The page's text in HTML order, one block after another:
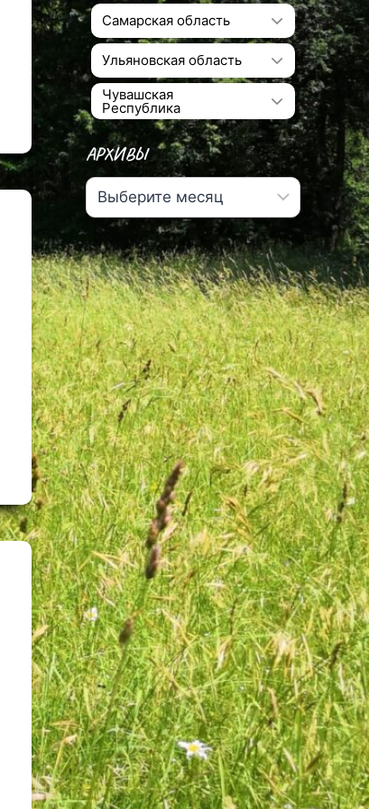
Самарская область
Ульяновская область
Чувашская
Республика
АРХИВЫ
Архивы